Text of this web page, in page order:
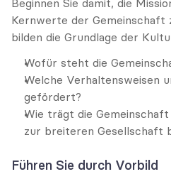
Beginnen Sie damit, die
Kernwerte der Gemeinschaft
bilden die Grundlage der
Wofür steht die
Welche Verhaltensweisen
gefördert?
Wie trägt die
zur breiteren Gesellschaft
Führen Sie durch Vorbild